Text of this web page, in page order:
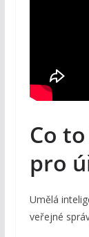
Co
pro
Umělá
veřejné